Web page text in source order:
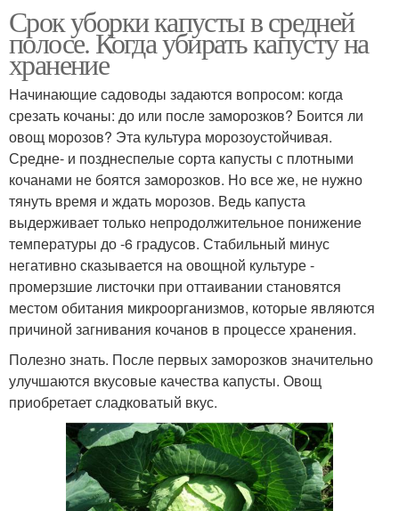
Срок уборки капусты в средней
полосе. Когда убирать капусту на
хранение
Начинающие садоводы задаются вопросом: когда
срезать кочаны: до или после заморозков? Боится ли
овощ морозов? Эта культура морозоустойчивая.
Средне- и позднеспелые сорта капусты с плотными
кочанами не боятся заморозков. Но все же, не нужно
тянуть время и ждать морозов. Ведь капуста
выдерживает только непродолжительное понижение
температуры до -6 градусов. Стабильный минус
негативно сказывается на овощной культуре -
промерзшие листочки при оттаивании становятся
местом обитания микроорганизмов, которые являются
причиной загнивания кочанов в процессе хранения.
Полезно знать. После первых заморозков значительно
улучшаются вкусовые качества капусты. Овощ
приобретает сладковатый вкус.